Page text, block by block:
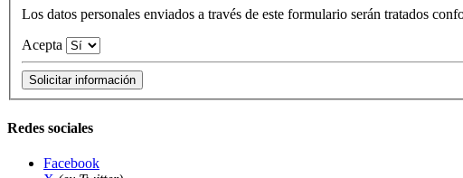
Los datos personales enviados a través de este formulario serán tratados
Acepta
Redes sociales
Facebook